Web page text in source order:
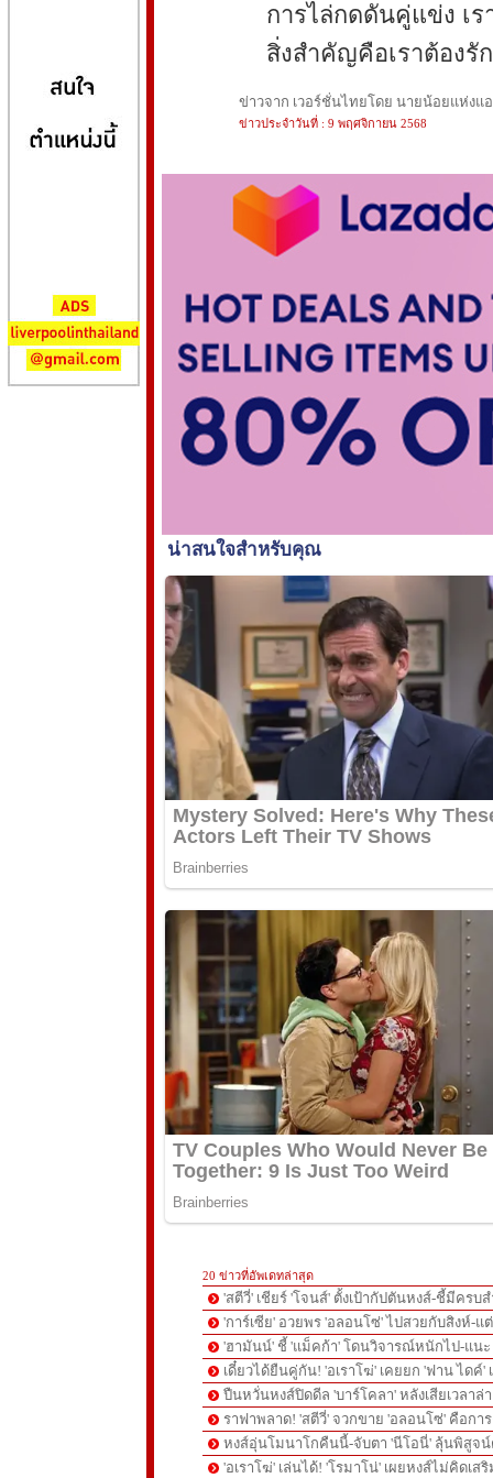
การไล่กดดันคู่แข่ง เ
สิ่งสำคัญคือเราต้องรั
ข่าวจาก เวอร์ชั่นไทยโดย นายน้อยแห่งแ
ข่าวประจำวันที่ : 9 พฤศจิกายน 2568
20 ข่าวที่อัพเดทล่าสุด
'สตีวี่' เชียร์ 'โจนส์' ตั้งเป้ากัปตันหงส์-ชี้มีครบ
'การ์เซีย' อวยพร 'อลอนโซ่' ไปสวยกับสิงห์-แ
'ฮามันน์' ชี้ 'แม็คก้า' โดนวิจารณ์หนักไป-แนะ
เดี๋ยวได้ยืนคู่กัน! 'อเราโฆ่' เคยยก 'ฟาน ไดค์'
ปืนหวั่นหงส์ปิดดีล 'บาร์โคลา' หลังเสียเวลาล่
ราฟาพลาด! 'สตีวี่' จวกขาย 'อลอนโซ่' คือกา
หงส์อุ่นโมนาโกคืนนี้-จับตา 'นีโอนี่' ลุ้นพิสูจน์
'อเราโฆ่' เล่นได้! 'โรมาโน่' เผยหงส์ไม่คิดเส